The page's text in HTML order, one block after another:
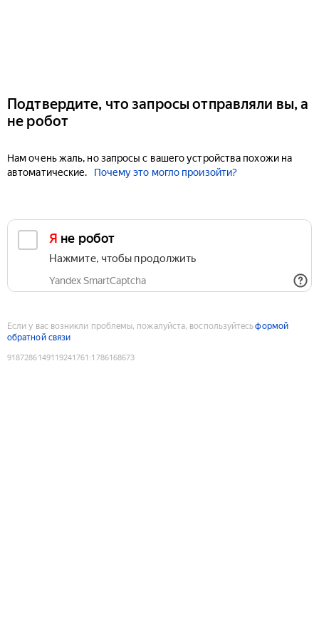
Подтвердите, что запросы отправляли вы, а
не робот
Нам очень жаль, но запросы с вашего устройства похожи на
автоматические.
Почему это могло произойти?
Я не робот
Нажмите, чтобы продолжить
Yandex SmartCaptcha
Если у вас возникли проблемы, пожалуйста, воспользуйтесьформой
обратной связи
9187286149119241761 :1786168673